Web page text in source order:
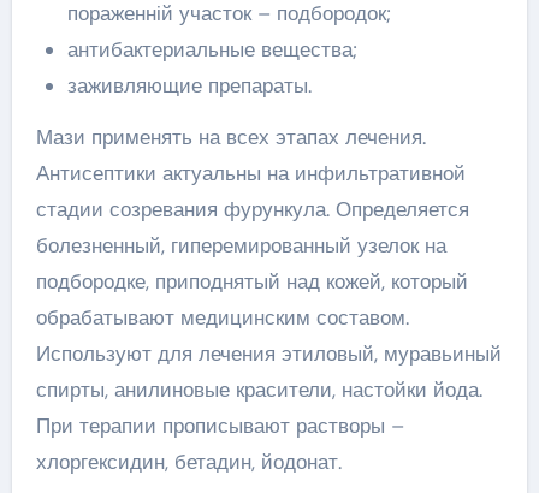
пораженній участок – подбородок;
антибактериальные вещества;
заживляющие препараты.
Мази применять на всех этапах лечения.
Антисептики актуальны на инфильтративной
стадии созревания фурункула. Определяется
болезненный, гиперемированный узелок на
подбородке, приподнятый над кожей, который
обрабатывают медицинским составом.
Используют для лечения этиловый, муравьиный
спирты, анилиновые красители, настойки йода.
При терапии прописывают растворы –
хлоргексидин, бетадин, йодонат.